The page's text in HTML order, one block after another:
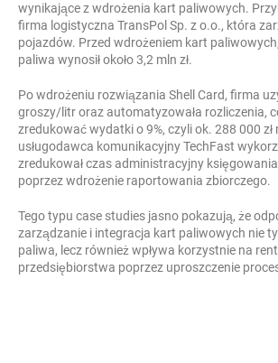
wynikające z wdrożenia kart paliwowych.
firma logistyczna TransPol Sp. z o.o., która
pojazdów. Przed wdrożeniem kart
paliwa wynosił około 3,2 mln zł.
Po wdrożeniu rozwiązania Shell Card, firma
groszy/litr oraz automatyzowała rozliczenia,
zredukować wydatki o 9%, czyli ok. 288 000 zł
usługodawca komunikacyjny TechFast
zredukował czas administracyjny
poprzez wdrożenie raportowania zbiorczego.
Tego typu case studies jasno pokazują, że
zarządzanie i integracja kart paliwowych nie
paliwa, lecz również wpływa korzystnie na
przedsiębiorstwa poprzez uproszczenie